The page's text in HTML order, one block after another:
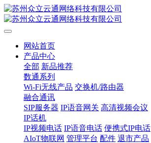
网站首页
产品中心
全部 新品推荐
数通系列
Wi-Fi无线产品 交换机/路由器
融合通讯
SIP服务器 IP语音网关 高清视频会议
IP话机
IP视频电话 IP语音电话 便携式IP电话
AIoT物联网 管理平台 配件 退市产品